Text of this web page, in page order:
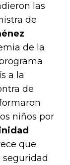
las
de
de la
a la
de
niños por
que
seguridad